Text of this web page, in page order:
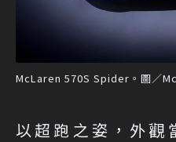
McLaren 570S Spider。圖／
以超跑之姿，外觀